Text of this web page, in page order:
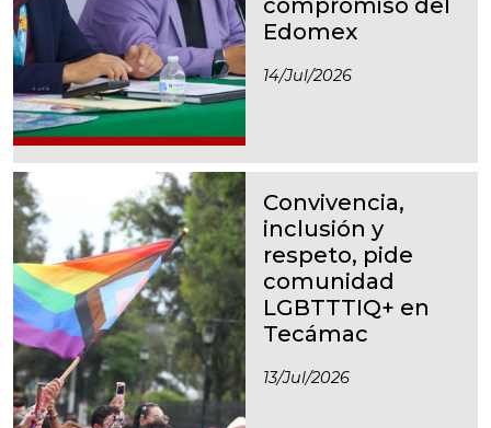
Edomex
14/jul/2026
Convivencia,
inclusión y
respeto, pide
comunidad
LGBTTTIQ+ en
Tecámac
13/jul/2026